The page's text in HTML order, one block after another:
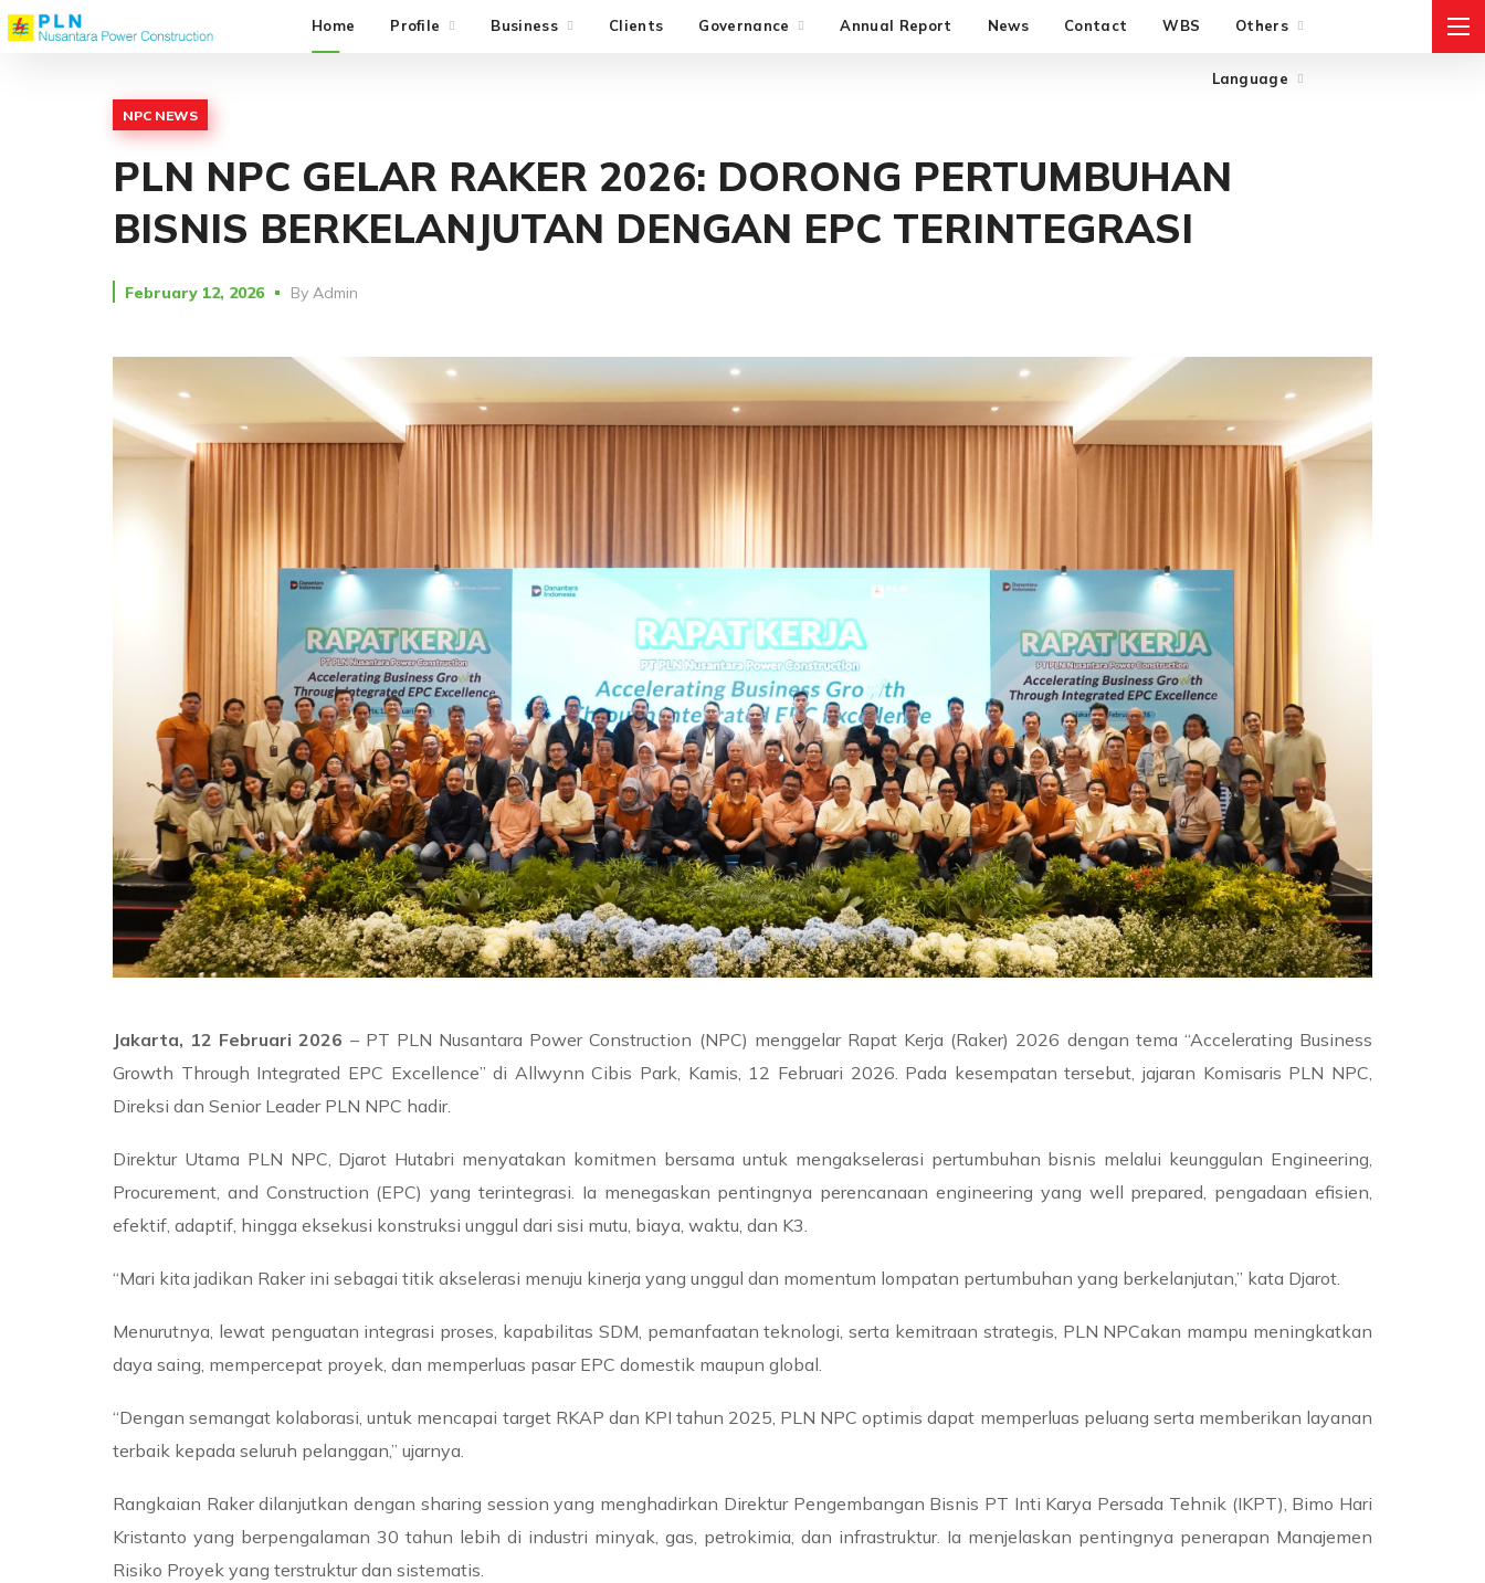
Home Profile Business Clients Governance Annual Report News Contact WBS Others
Language
Language
NPC NEWS
PLN NPC GELAR RAKER 2026: DORONG PERTUMBUHAN
BISNIS BERKELANJUTAN DENGAN EPC TERINTEGRASI
February 12, 2026 By Admin
Jakarta, 12 Februari 2026 – PT PLN Nusantara Power Construction (NPC) menggelar Rapat Kerja (Raker) 2026 dengan tema “Accelerating Business
Growth Through Integrated EPC Excellence” di Allwynn Cibis Park, Kamis, 12 Februari 2026. Pada kesempatan tersebut, jajaran Komisaris PLN NPC,
Direksi dan Senior Leader PLN NPC hadir.
Direktur Utama PLN NPC, Djarot Hutabri menyatakan komitmen bersama untuk mengakselerasi pertumbuhan bisnis melalui keunggulan Engineering,
Procurement, and Construction (EPC) yang terintegrasi. Ia menegaskan pentingnya perencanaan engineering yang well prepared, pengadaan efisien,
efektif, adaptif, hingga eksekusi konstruksi unggul dari sisi mutu, biaya, waktu, dan K3.
“Mari kita jadikan Raker ini sebagai titik akselerasi menuju kinerja yang unggul dan momentum lompatan pertumbuhan yang berkelanjutan,” kata Djarot.
Menurutnya, lewat penguatan integrasi proses, kapabilitas SDM, pemanfaatan teknologi, serta kemitraan strategis, PLN NPCakan mampu meningkatkan
daya saing, mempercepat proyek, dan memperluas pasar EPC domestik maupun global.
“Dengan semangat kolaborasi, untuk mencapai target RKAP dan KPI tahun 2025, PLN NPC optimis dapat memperluas peluang serta memberikan layanan
terbaik kepada seluruh pelanggan,” ujarnya.
Rangkaian Raker dilanjutkan dengan sharing session yang menghadirkan Direktur Pengembangan Bisnis PT Inti Karya Persada Tehnik (IKPT), Bimo Hari
Kristanto yang berpengalaman 30 tahun lebih di industri minyak, gas, petrokimia, dan infrastruktur. Ia menjelaskan pentingnya penerapan Manajemen
Risiko Proyek yang terstruktur dan sistematis.